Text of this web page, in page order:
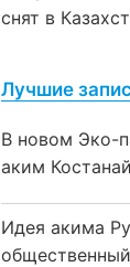
снят в
Лучшие
В новом Эко-
аким
Идея акима